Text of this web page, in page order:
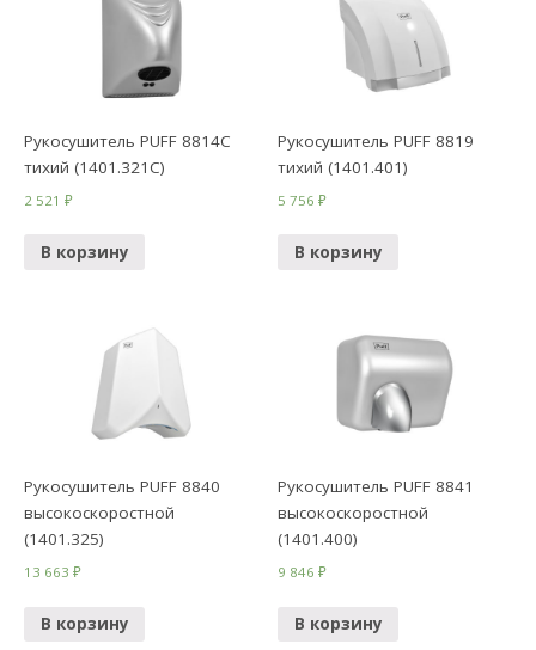
Рукосушитель PUFF 8814С
тихий (1401.321C)
2 521₽
В корзину
Рукосушитель PUFF 8819
тихий (1401.401)
5 756₽
В корзину
Рукосушитель PUFF 8840
высокоскоростной
(1401.325)
13 663₽
В корзину
Рукосушитель PUFF 8841
высокоскоростной
(1401.400)
9 846₽
В корзину